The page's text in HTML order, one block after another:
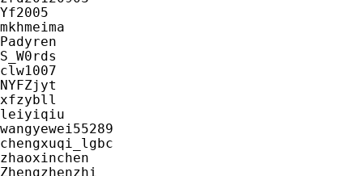
Yf2005
mkhmeima
Padyren
S_W0rds
clw1007
NYFZjyt
xfzybll
leiyiqiu
wangyewei55289
chengxuqi_lgbc
zhaoxinchen
Zhengzhenzhi